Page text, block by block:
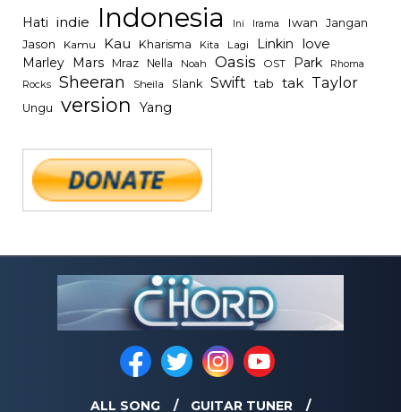
Hati indie Indonesia Ini Irama Iwan Jangan
Jason Kamu Kau Kharisma Kita Lagi Linkin love
Marley Mars Mraz Nella Noah Oasis OST Park Rhoma
Rocks Sheeran Sheila Slank Swift tab tak Taylor
Ungu version Yang
ALL SONG GUITAR TUNER